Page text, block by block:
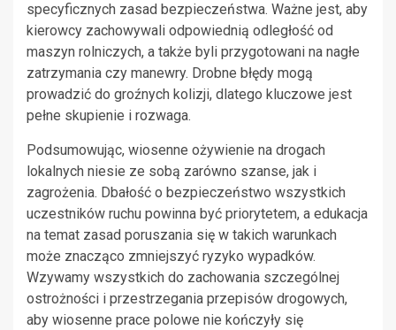
specyficznych zasad bezpieczeństwa. Ważne jest, aby
kierowcy zachowywali odpowiednią odległość od
maszyn rolniczych, a także byli przygotowani na nagłe
zatrzymania czy manewry. Drobne błędy mogą
prowadzić do groźnych kolizji, dlatego kluczowe jest
pełne skupienie i rozwaga.
Podsumowując, wiosenne ożywienie na drogach
lokalnych niesie ze sobą zarówno szanse, jak i
zagrożenia. Dbałość o bezpieczeństwo wszystkich
uczestników ruchu powinna być priorytetem, a edukacja
na temat zasad poruszania się w takich warunkach
może znacząco zmniejszyć ryzyko wypadków.
Wzywamy wszystkich do zachowania szczególnej
ostrożności i przestrzegania przepisów drogowych,
aby wiosenne prace polowe nie kończyły się